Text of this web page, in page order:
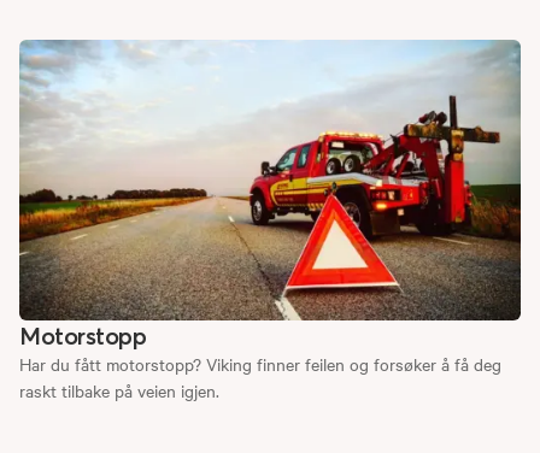
Motorstopp
Har du fått motorstopp? Viking finner feilen og forsøker å få deg
raskt tilbake på veien igjen.